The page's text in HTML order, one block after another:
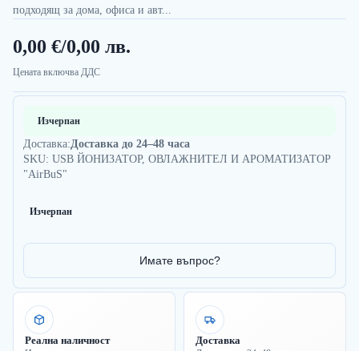
подходящ за дома, офиса и авт...
0,00 €/0,00 лв.
Цената включва ДДС
Изчерпан
Доставка:Доставка до 24–48 часа
SKU: USB ЙОНИЗАТОР, ОВЛАЖНИТЕЛ И АРОМАТИЗАТОР
"AirBuS"
Изчерпан
Имате въпрос?
Реална наличност Доставка